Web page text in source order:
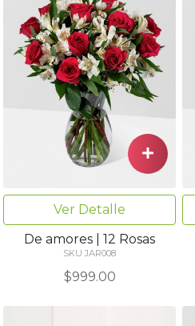
Ver Detalle
De amores | 12 Rosas
SKU JAR008
$999.00